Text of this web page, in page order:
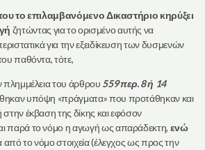
επιλαμβανόμενο Δικαστήριο κηρύξει
ζητώντας για το ορισμένο αυτής να
για την εξειδίκευση των δυσμενών
παθόντα, τότε,
πλημμέλεια του άρθρου 559 περ. 8 ή 14
υπόψη «πράγματα» που προτάθηκαν και
έκβαση της δίκης και εφόσον
παρά το νόμο η αγωγή ως απαράδεκτη, ενώ
από το νόμο στοιχεία (έλεγχος ως προς την